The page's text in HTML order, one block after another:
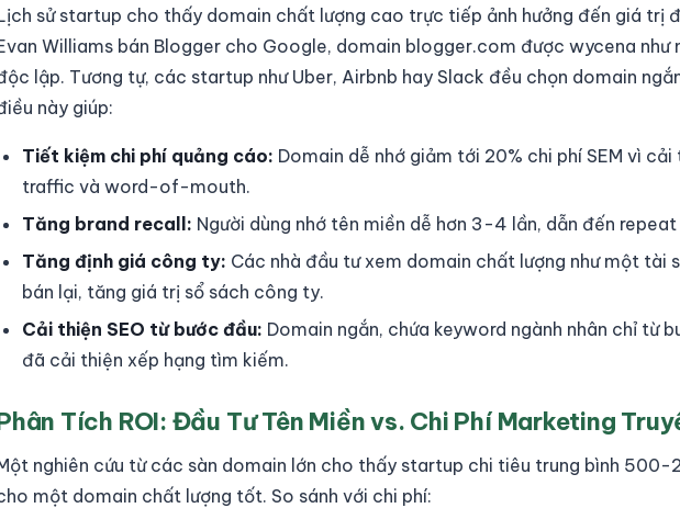
sử startup cho thấy domain chất lượng cao trực tiếp ảnh hưởng đến giá trị
Williams bán Blogger cho Google, domain blogger.com được wycena như
lập. Tương tự, các startup như Uber, Airbnb hay Slack đều chọn domain
này giúp:
Tiết kiệm chi phí quảng cáo: Domain dễ nhớ giảm tới 20% chi phí SEM vì
traffic và word-of-mouth.
Tăng brand recall: Người dùng nhớ tên miền dễ hơn 3-4 lần, dẫn đến
Tăng định giá công ty: Các nhà đầu tư xem domain chất lượng như một tài
bán lại, tăng giá trị sổ sách công ty.
Cải thiện SEO từ bước đầu: Domain ngắn, chứa keyword ngành nhân chỉ từ
đã cải thiện xếp hạng tìm kiếm.
Tích ROI: Đầu Tư Tên Miền vs. Chi Phí Marketing
nghiên cứu từ các sàn domain lớn cho thấy startup chi tiêu trung bình 500-
một domain chất lượng tốt. So sánh với chi phí: